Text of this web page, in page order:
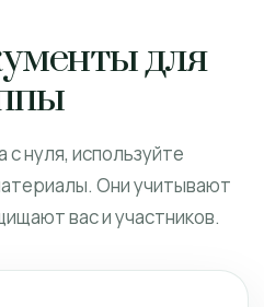
для
нуля, используйте
Они учитывают
вас и участников.